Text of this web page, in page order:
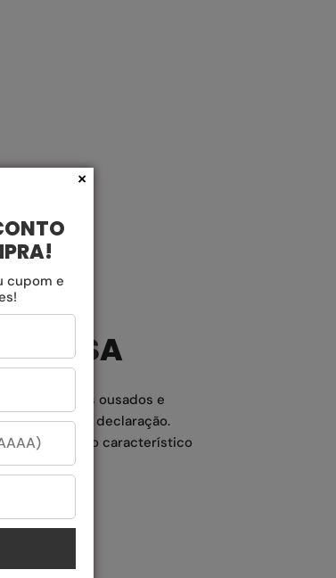
OUSA
designs ousados e
fazer uma declaração.
com o estilo característico
cupom e
×